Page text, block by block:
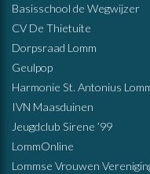
Basisschool de Wegwijzer
CV De Thietuite
Dorpsraad Lomm
Geulpop
Harmonie St. Antonius
IVN Maasduinen
Jeugdclub Sirene ’99
LommOnline
Lommse Vrouwen